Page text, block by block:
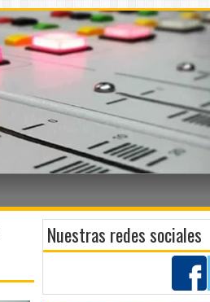
Nuestras redes sociales